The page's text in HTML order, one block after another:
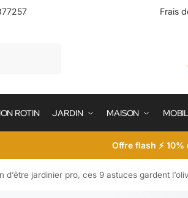
Frais
ROTIN JARDIN MAISON
Offre flash ⚡
d’être jardinier pro, ces 9 astuces gardent